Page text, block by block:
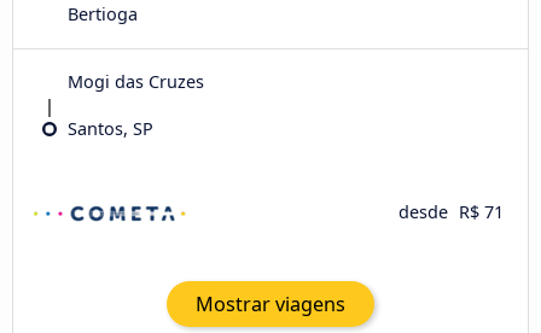
Bertioga
Mogi das Cruzes
Santos, SP
desde R$ 71
Mostrar viagens